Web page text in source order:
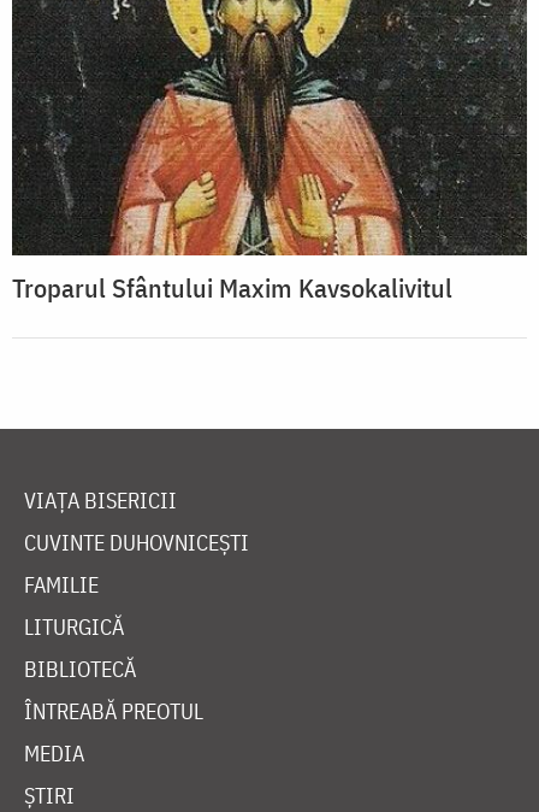
Troparul Sfântului Maxim Kavsokalivitul
VIAȚA BISERICII
CUVINTE DUHOVNICEȘTI
FAMILIE
LITURGICĂ
BIBLIOTECĂ
ÎNTREABĂ PREOTUL
MEDIA
ȘTIRI